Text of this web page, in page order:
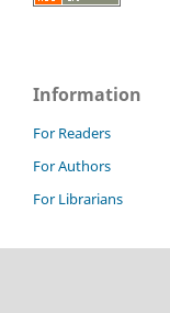
Information
For Readers
For Authors
For Librarians